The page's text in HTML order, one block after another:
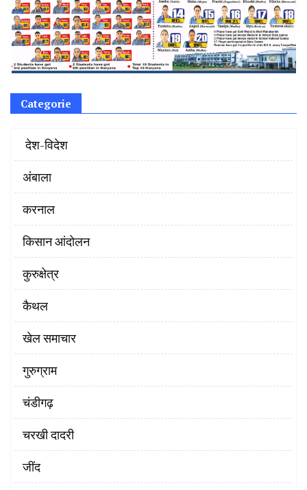
Categorie
‌ देश-विदेश
अंबाला
करनाल
किसान आंदोलन
कुरुक्षेत्र
कैथल
खेल समाचार
गुरुग्राम
चंडीगढ़
चरखी दादरी
‌जींद